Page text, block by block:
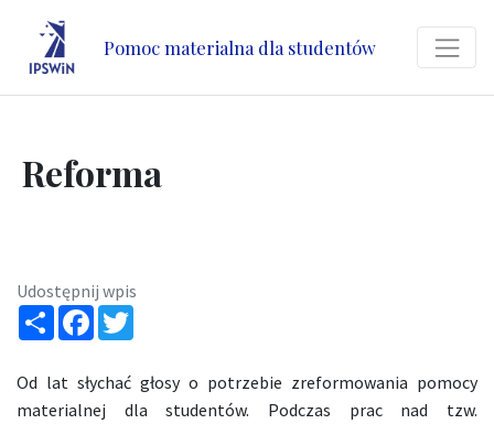
Pomoc materialna dla studentów
Reforma
Udostępnij wpis
Share Facebook
Od lat słychać głosy o potrzebie zreformowania pomocy
materialnej dla studentów. Podczas prac nad tzw.